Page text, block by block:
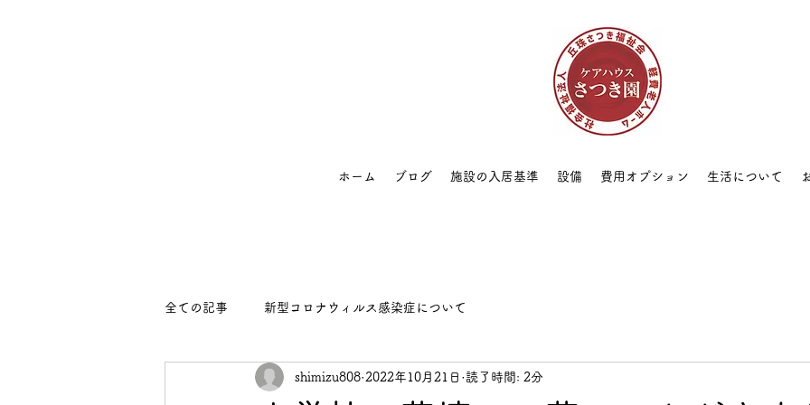
ホーム ブログ 施設の入居基準 設備 費用オプション 生活について
全ての記事 新型コロナウィルス感染症について
shimizu808 2022年10月21日 読了時間: 2分